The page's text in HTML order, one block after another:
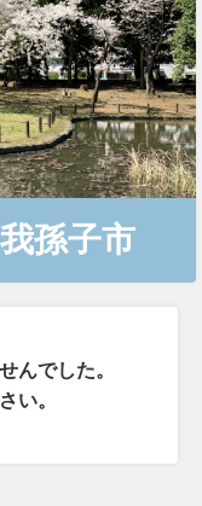
我孫子市
んでした。
い。